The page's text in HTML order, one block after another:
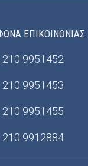
ΕΠΙΚΟΙΝΩΝΙΑΣ
210 9951452
210 9951453
210 9951455
210 9912884